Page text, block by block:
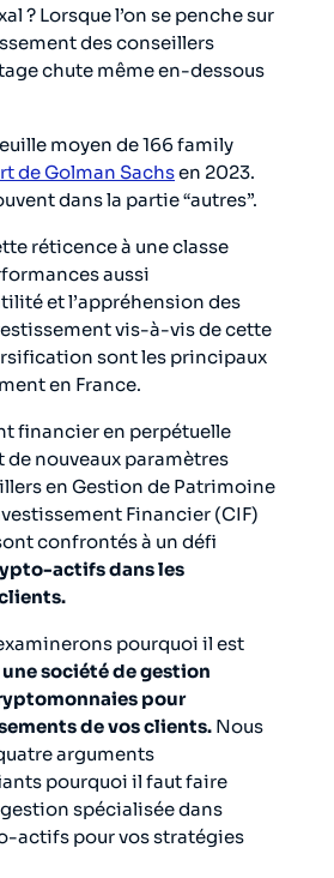
? Lorsque l’on se penche sur
des conseillers
chute même en-dessous
moyen de 166 family
de Golman Sachsen 2023.
dans la partie “autres”.
réticence à une classe
aussi
et l’appréhension des
vis-à-vis de cette
sont les principaux
en France.
financier en perpétuelle
nouveaux paramètres
en Gestion de Patrimoine
Financier (CIF)
confrontés à un défi
actifs dans les
pourquoi il est
une société de gestion
pour
de vos clients. Nous
arguments
pourquoi il faut faire
spécialisée dans
actifs pour vos stratégies